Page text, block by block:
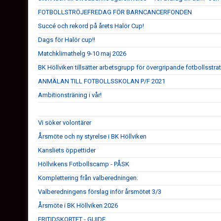
FOTBOLLSTRÖJEFREDAG FÖR BARNCANCERFONDEN
Succé och rekord på årets Halör Cup!
Dags för Halör cup!!
Matchklimathelg 9-10 maj 2026
BK Höllviken tillsätter arbetsgrupp för övergripande
ANMÄLAN TILL FOTBOLLSSKOLAN P/F 2021
Ambitionsträning i vår!
Vi söker volontärer
Årsmöte och ny styrelse i BK Höllviken
Kansliets öppettider
Höllvikens Fotbollscamp - PÅSK
Komplettering från valberedningen.
Valberedningens förslag inför årsmötet 3/3
Årsmöte i BK Höllviken 2026
FRITIDSKORTET - GUIDE